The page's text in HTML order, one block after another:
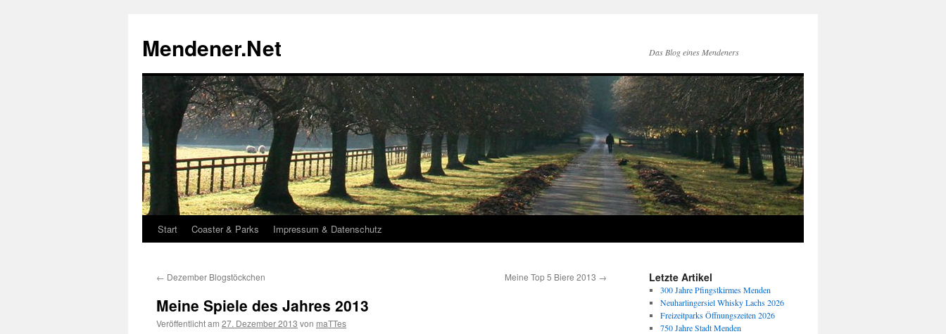
springen
Mendener.Net Das Blog eines Mendeners
Start Coaster & Parks Impressum & Datenschutz
← Dezember Blogstöckchen Meine Top 5 Biere 2013 →
Meine Spiele des Jahres 2013
Veröffentlicht am 27. Dezember 2013 von maTTes
Letzte Artikel
300 Jahre Pfingstkirmes Menden
Neuharlingersiel Whisky Lachs 2026
Freizeitparks Öffnungszeiten 2026
750 Jahre Stadt Menden